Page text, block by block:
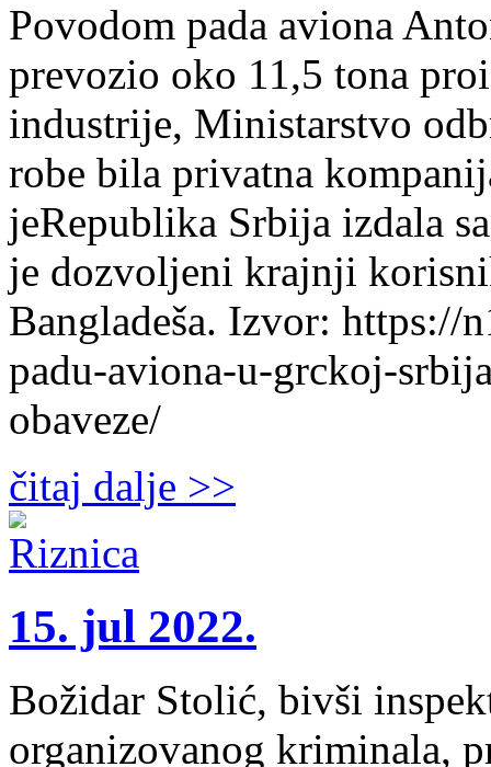
Povodom pada aviona
prevozio oko 11,5 tona
industrije, Ministarstvo
robe bila privatna
jeRepublika Srbija izdala
je dozvoljeni krajnji
Bangladeša. Izvor: https://
padu-aviona-u-grckoj-
obaveze/
čitaj dalje >>
15. jul 2022.
Božidar Stolić, bivši
organizovanog kriminala,